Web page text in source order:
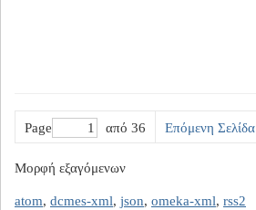
Page από 36 Επόμενη Σελίδα
Μορφή εξαγόμενων
atom, dcmes-xml, json, omeka-xml, rss2